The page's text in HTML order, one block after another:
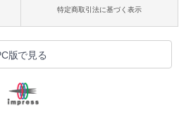
特定商取引法に基づく表示
版で見る